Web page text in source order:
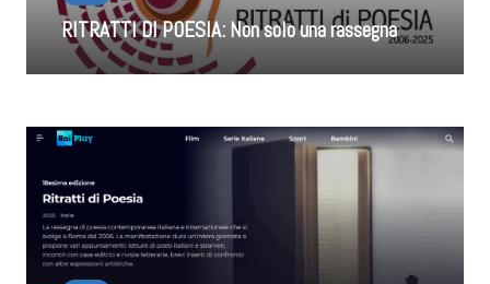
RITRATTI DI POESIA: Non solo una rassegna